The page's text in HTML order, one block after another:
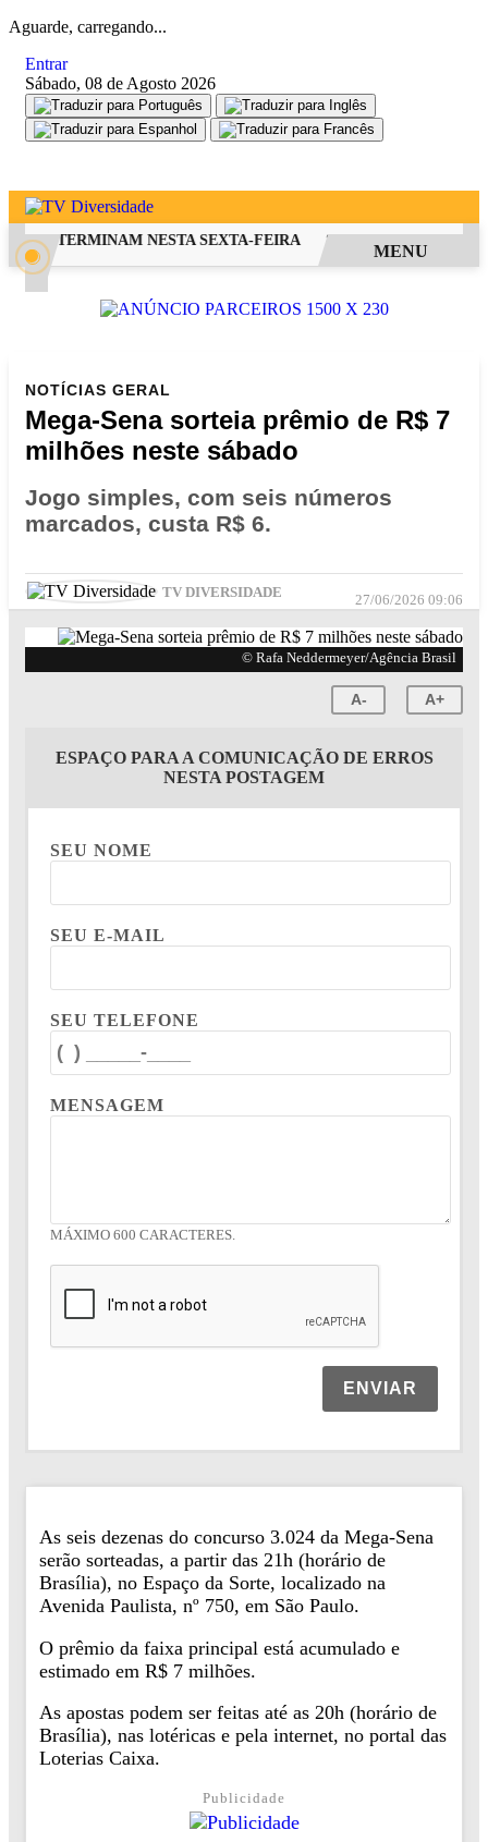
Aguarde, carregando...
Entrar
Sábado, 08 de Agosto 2026
TERMINAM NESTA SEXTA-FEIRA SAIBA COMO PEDIR
MENU
NOTÍCIAS GERAL
Mega-Sena sorteia prêmio de R$ 7
milhões neste sábado
Jogo simples, com seis números
marcados, custa R$ 6.
TV DIVERSIDADE 27/06/2026 09:06
© Rafa Neddermeyer/Agência Brasil
A- A+
ESPAÇO PARA A COMUNICAÇÃO DE ERROS
NESTA POSTAGEM
SEU NOME
SEU E-MAIL
SEU TELEFONE
MENSAGEM
MÁXIMO 600 CARACTERES.
ENVIAR
As seis dezenas do concurso 3.024 da Mega-Sena
serão sorteadas, a partir das 21h (horário de
Brasília), no Espaço da Sorte, localizado na
Avenida Paulista, nº 750, em São Paulo.
O prêmio da faixa principal está acumulado e
estimado em R$ 7 milhões.
As apostas podem ser feitas até as 20h (horário de
Brasília), nas lotéricas e pela internet, no portal das
Loterias Caixa.
Publicidade